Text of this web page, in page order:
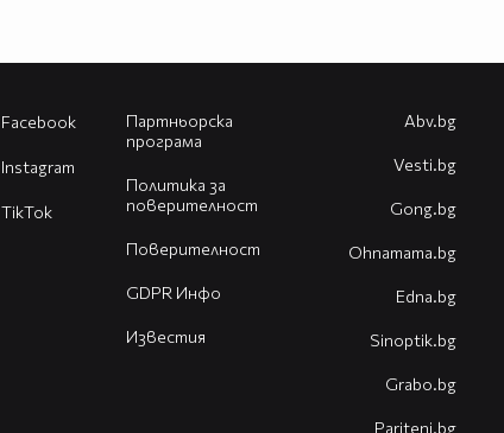
Партньорска
програма
Политика за
поверителност
Поверителност
GDPR Инфо
Известия
Facebook
Instagram
TikTok
Abv.bg
Vesti.bg
Gong.bg
Оhnamama.bg
Edna.bg
Sinoptik.bg
Grabo.bg
Pariteni.bg